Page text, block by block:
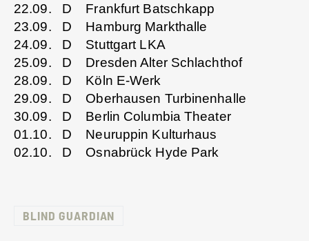
22.09. D Frankfurt Batschkapp
23.09. D Hamburg Markthalle
24.09. D Stuttgart LKA
25.09. D Dresden Alter Schlachthof
28.09. D Köln E-Werk
29.09. D Oberhausen Turbinenhalle
30.09. D Berlin Columbia Theater
01.10. D Neuruppin Kulturhaus
02.10. D Osnabrück Hyde Park
BLIND GUARDIAN